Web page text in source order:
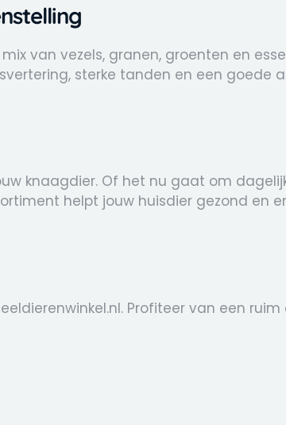
van vezels, granen, groenten en
sterke tanden en een goede
knaagdier. Of het nu gaat om
helpt jouw huisdier gezond en
Profiteer van een